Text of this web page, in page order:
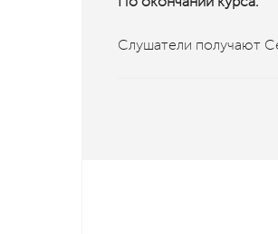
Слушатели получают